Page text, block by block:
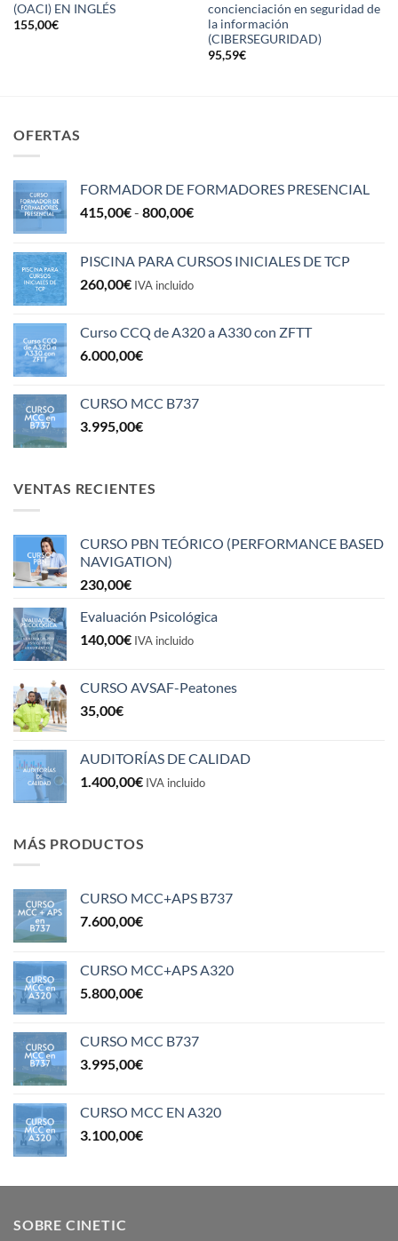
(OACI) EN INGLÉS
155,00€
concienciación en seguridad de
la información
(CIBERSEGURIDAD)
95,59€
OFERTAS
FORMADOR DE FORMADORES PRESENCIAL
415,00€- 800,00€Rango
desde
415,00€
PISCINA PARA CURSOS INICIALES DE TCP
260,00€ IVA incluido
Curso CCQ de A320 a A330 con ZFTT
6.000,00€
CURSO MCC B737
3.995,00€
VENTAS RECIENTES
CURSO PBN TEÓRICO (PERFORMANCE BASED
NAVIGATION)
230,00€
Evaluación Psicológica
140,00€ IVA incluido
CURSO AVSAF-Peatones
35,00€
AUDITORÍAS DE CALIDAD
1.400,00€ IVA incluido
MÁS PRODUCTOS
CURSO MCC+APS B737
7.600,00€
CURSO MCC+APS A320
5.800,00€
CURSO MCC B737
3.995,00€
CURSO MCC EN A320
3.100,00€
SOBRE CINETIC